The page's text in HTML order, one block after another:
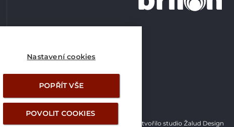
Nastavení cookies
POPŘÍT VŠE
POVOLIT COOKIES
Vytvořilo studio Žalud Design